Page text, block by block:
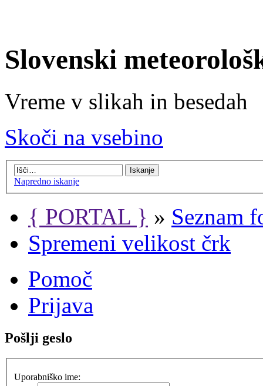
Slovenski
Vreme v slikah in besedah
Skoči na vsebino
Napredno iskanje
{ PORTAL } » Seznam
Spremeni velikost črk
Pomoč
Prijava
Pošlji geslo
Uporabniško ime: